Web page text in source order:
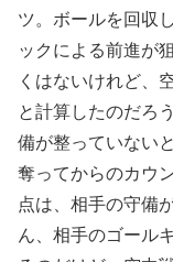
ツ。ボールを回収
ックによる前進が
くはないけれど、
と計算したのだろ
備が整っていない
奪ってからのカウ
点は、相手の守備
ん、相手のゴール